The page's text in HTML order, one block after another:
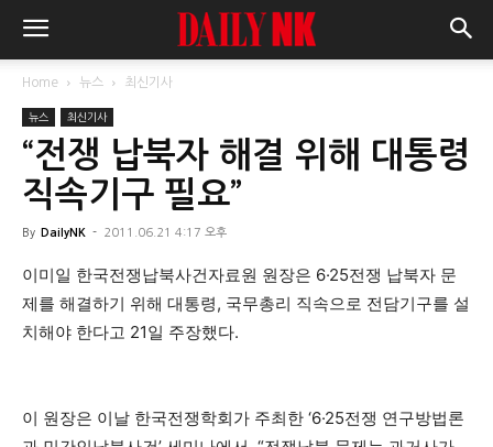
Home 뉴스 최신기사
뉴스 최신기사
“전쟁 납북자 해결 위해 대통령
직속기구 필요”
By DailyNK - 2011.06.21 4:17 오후
이미일 한국전쟁납북사건자료원 원장은 6·25전쟁 납북자 문
제를 해결하기 위해 대통령, 국무총리 직속으로 전담기구를 설
치해야 한다고 21일 주장했다.
이 원장은 이날 한국전쟁학회가 주최한 ‘6·25전쟁 연구방법론